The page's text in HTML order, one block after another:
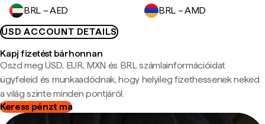
BRL – AED
BRL – AMD
USD ACCOUNT DETAILS
Kapj fizetést bárhonnan
Oszd meg USD, EUR, MXN és BRL számlainformációidat
ügyfeleid és munkaadódnak, hogy helyileg fizethessenek neked
a világ szinte minden pontjáról.
Keress pénzt ma